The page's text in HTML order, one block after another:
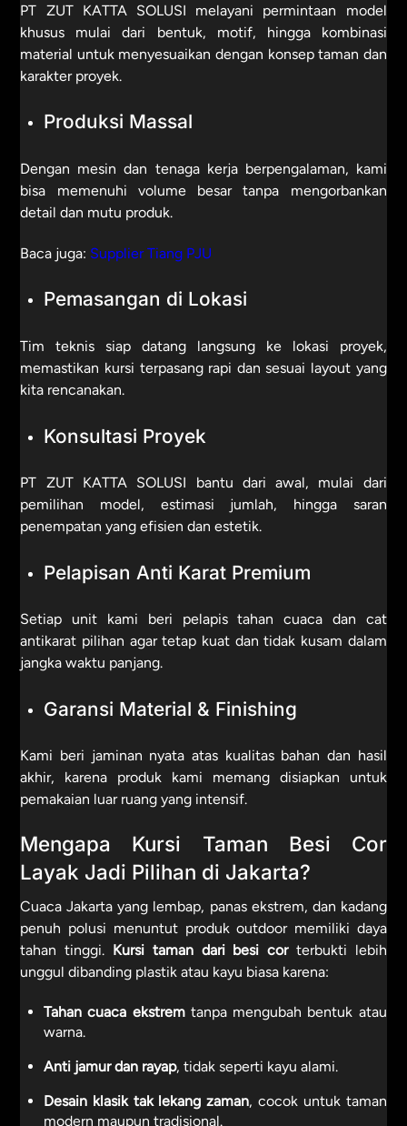
PT ZUT KATTA SOLUSI melayani permintaan model
khusus mulai dari bentuk, motif, hingga kombinasi
material untuk menyesuaikan dengan konsep taman dan
karakter proyek.
Produksi Massal
Dengan mesin dan tenaga kerja berpengalaman, kami
bisa memenuhi volume besar tanpa mengorbankan
detail dan mutu produk.
Baca juga: Supplier Tiang PJU
Pemasangan di Lokasi
Tim teknis siap datang langsung ke lokasi proyek,
memastikan kursi terpasang rapi dan sesuai layout yang
kita rencanakan.
Konsultasi Proyek
PT ZUT KATTA SOLUSI bantu dari awal, mulai dari
pemilihan model, estimasi jumlah, hingga saran
penempatan yang efisien dan estetik.
Pelapisan Anti Karat Premium
Setiap unit kami beri pelapis tahan cuaca dan cat
antikarat pilihan agar tetap kuat dan tidak kusam dalam
jangka waktu panjang.
Garansi Material & Finishing
Kami beri jaminan nyata atas kualitas bahan dan hasil
akhir, karena produk kami memang disiapkan untuk
pemakaian luar ruang yang intensif.
Mengapa Kursi Taman Besi Cor
Layak Jadi Pilihan di Jakarta?
Cuaca Jakarta yang lembap, panas ekstrem, dan kadang
penuh polusi menuntut produk outdoor memiliki daya
tahan tinggi. Kursi taman dari besi corterbukti lebih
unggul dibanding plastik atau kayu biasa karena:
Tahan cuaca ekstremtanpa mengubah bentuk atau
warna.
Anti jamur dan rayap, tidak seperti kayu alami.
Desain klasik tak lekang zaman, cocok untuk taman
modern maupun tradisional.